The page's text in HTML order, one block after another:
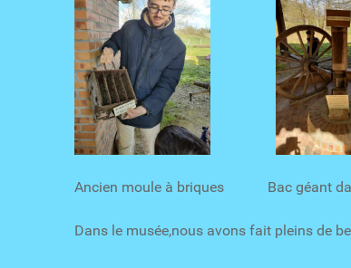
Ancien moule à briques Bac géant
Dans le musée,nous avons fait pleins de